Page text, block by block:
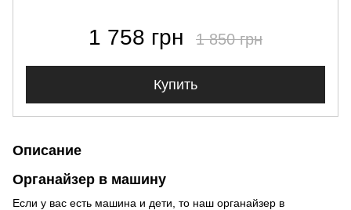
1 758 грн 1 850 грн
Купить
Описание
Органайзер в машину
Если у вас есть машина и дети, то наш органайзер в